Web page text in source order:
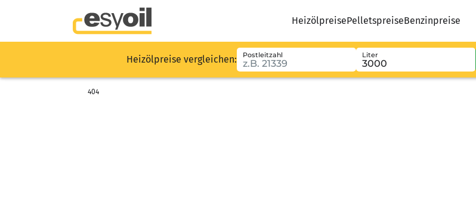
HeizölpreisePelletspreiseBenzinpreise
Heizölpreise vergleichen: Postleitzahl Liter
404